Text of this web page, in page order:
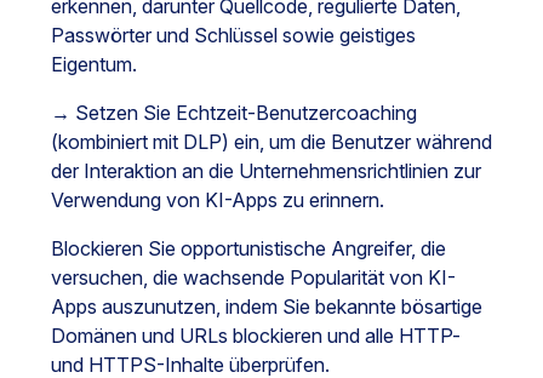
erkennen, darunter Quellcode, regulierte Daten,
Passwörter und Schlüssel sowie geistiges
Eigentum.
→ Setzen Sie Echtzeit-Benutzercoaching
(kombiniert mit DLP) ein, um die Benutzer während
der Interaktion an die Unternehmensrichtlinien zur
Verwendung von KI-Apps zu erinnern.
Blockieren Sie opportunistische Angreifer, die
versuchen, die wachsende Popularität von KI-
Apps auszunutzen, indem Sie bekannte bösartige
Domänen und URLs blockieren und alle HTTP-
und HTTPS-Inhalte überprüfen.